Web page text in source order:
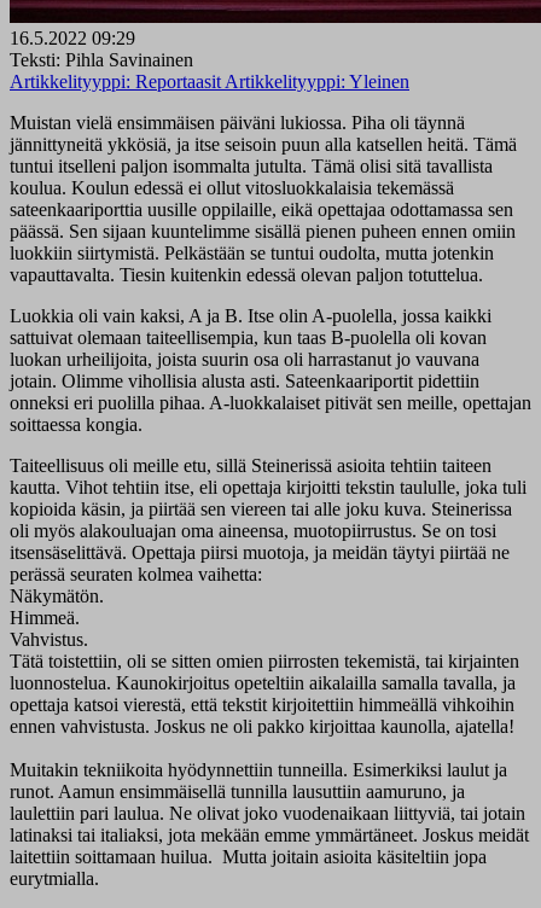
16.5.2022 09:29
Teksti: Pihla Savinainen
Artikkelityyppi: ReportaasitArtikkelityyppi: Yleinen
Muistan vielä ensimmäisen päiväni lukiossa. Piha oli täynnä
jännittyneitä ykkösiä, ja itse seisoin puun alla katsellen heitä. Tämä
tuntui itselleni paljon isommalta jutulta. Tämä olisi sitä tavallista
koulua. Koulun edessä ei ollut vitosluokkalaisia tekemässä
sateenkaariporttia uusille oppilaille, eikä opettajaa odottamassa sen
päässä. Sen sijaan kuuntelimme sisällä pienen puheen ennen omiin
luokkiin siirtymistä. Pelkästään se tuntui oudolta, mutta jotenkin
vapauttavalta. Tiesin kuitenkin edessä olevan paljon totuttelua.
Luokkia oli vain kaksi, A ja B. Itse olin A-puolella, jossa kaikki
sattuivat olemaan taiteellisempia, kun taas B-puolella oli kovan
luokan urheilijoita, joista suurin osa oli harrastanut jo vauvana
jotain. Olimme vihollisia alusta asti. Sateenkaariportit pidettiin
onneksi eri puolilla pihaa. A-luokkalaiset pitivät sen meille, opettajan
soittaessa kongia.
Taiteellisuus oli meille etu, sillä Steinerissä asioita tehtiin taiteen
kautta. Vihot tehtiin itse, eli opettaja kirjoitti tekstin taululle, joka tuli
kopioida käsin, ja piirtää sen viereen tai alle joku kuva. Steinerissa
oli myös alakouluajan oma aineensa, muotopiirrustus. Se on tosi
itsensäselittävä. Opettaja piirsi muotoja, ja meidän täytyi piirtää ne
perässä seuraten kolmea vaihetta:
Näkymätön.
Himmeä.
Vahvistus.
Tätä toistettiin, oli se sitten omien piirrosten tekemistä, tai kirjainten
luonnostelua. Kaunokirjoitus opeteltiin aikalailla samalla tavalla, ja
opettaja katsoi vierestä, että tekstit kirjoitettiin himmeällä vihkoihin
ennen vahvistusta. Joskus ne oli pakko kirjoittaa kaunolla, ajatella!
Muitakin tekniikoita hyödynnettiin tunneilla. Esimerkiksi laulut ja
runot. Aamun ensimmäisellä tunnilla lausuttiin aamuruno, ja
laulettiin pari laulua. Ne olivat joko vuodenaikaan liittyviä, tai jotain
latinaksi tai italiaksi, jota mekään emme ymmärtäneet. Joskus meidät
laitettiin soittamaan huilua. Mutta joitain asioita käsiteltiin jopa
eurytmialla.